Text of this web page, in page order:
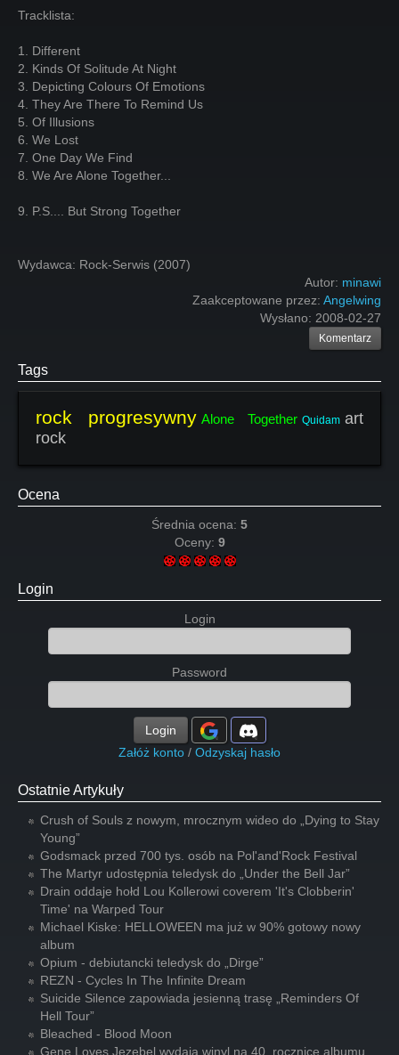
Tracklista:
1. Different
2. Kinds Of Solitude At Night
3. Depicting Colours Of Emotions
4. They Are There To Remind Us
5. Of Illusions
6. We Lost
7. One Day We Find
8. We Are Alone Together...
9. P.S.... But Strong Together
Wydawca: Rock-Serwis (2007)
Autor: minawi
Zaakceptowane przez: Angelwing
Wysłano: 2008-02-27
Komentarz
Tags
rock progresywny Alone Together Quidam art
rock
Ocena
Średnia ocena: 5
Oceny: 9
Login
Login
Password
Login
Załóż konto / Odzyskaj hasło
Ostatnie Artykuły
Crush of Souls z nowym, mrocznym wideo do „Dying to Stay
Young”
Godsmack przed 700 tys. osób na Pol'and'Rock Festival
The Martyr udostępnia teledysk do „Under the Bell Jar”
Drain oddaje hołd Lou Kollerowi coverem 'It's Clobberin'
Time' na Warped Tour
Michael Kiske: HELLOWEEN ma już w 90% gotowy nowy
album
Opium - debiutancki teledysk do „Dirge”
REZN - Cycles In The Infinite Dream
Suicide Silence zapowiada jesienną trasę „Reminders Of
Hell Tour”
Bleached - Blood Moon
Gene Loves Jezebel wydają winyl na 40. rocznicę albumu